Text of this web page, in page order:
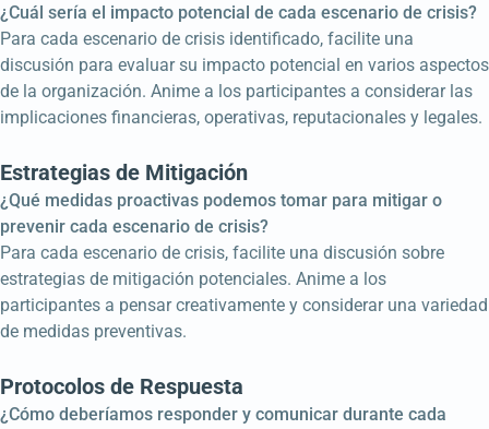
¿Cuál sería el impacto potencial de cada escenario de crisis?
Para cada escenario de crisis identificado, facilite una
discusión para evaluar su impacto potencial en varios aspectos
de la organización. Anime a los participantes a considerar las
implicaciones financieras, operativas, reputacionales y legales.
Estrategias de Mitigación
¿Qué medidas proactivas podemos tomar para mitigar o
prevenir cada escenario de crisis?
Para cada escenario de crisis, facilite una discusión sobre
estrategias de mitigación potenciales. Anime a los
participantes a pensar creativamente y considerar una variedad
de medidas preventivas.
Protocolos de Respuesta
¿Cómo deberíamos responder y comunicar durante cada